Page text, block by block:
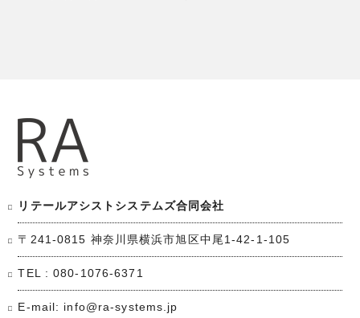
リテールアシストシステムズ合同会社
〒241-0815 神奈川県横浜市旭区中尾1-42-1-105
TEL : 080-1076-6371
E-mail: info@ra-systems.jp